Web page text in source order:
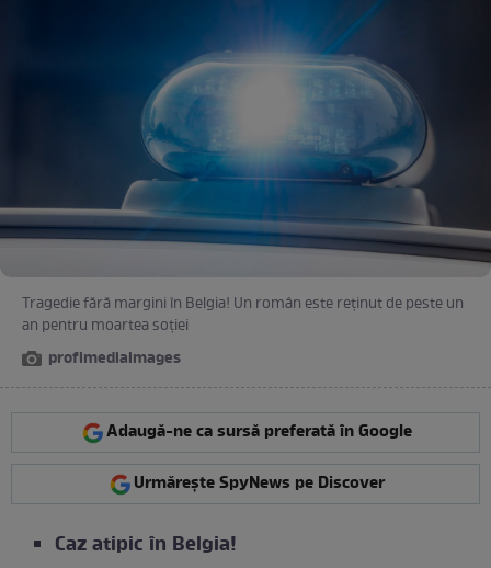
Tragedie fără margini în Belgia! Un român este reținut de peste un
an pentru moartea soției
profimediaimages
Adaugă-ne ca sursă preferată în Google
Urmărește SpyNews pe Discover
Caz atipic în Belgia!